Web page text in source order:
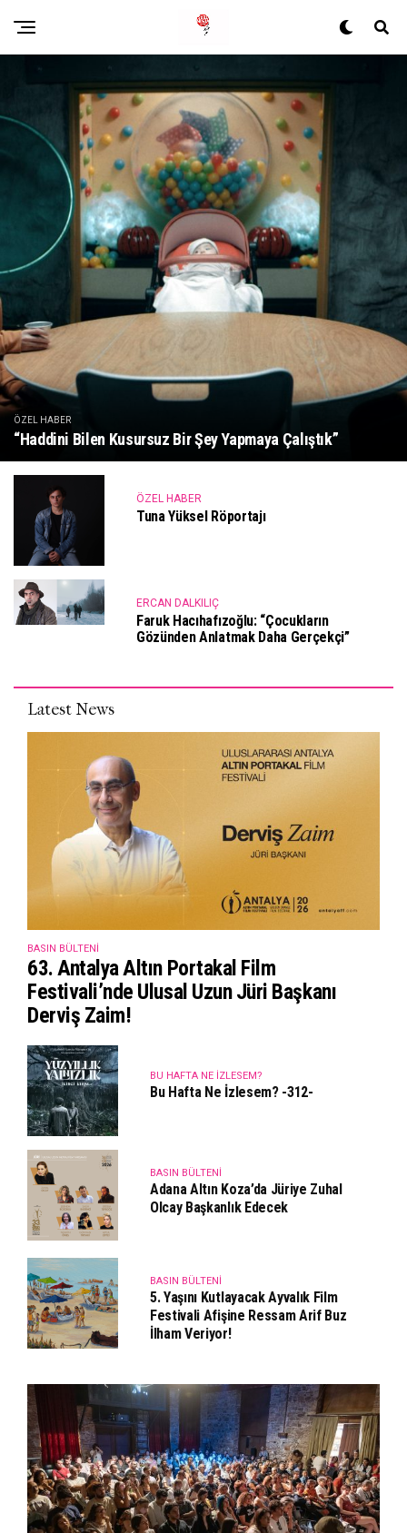
ÖZEL HABER
“Haddini Bilen Kusursuz Bir Şey Yapmaya Çalıştık”
ÖZEL HABER
Tuna Yüksel Röportajı
ERCAN DALKILIÇ
Faruk Hacıhafızoğlu: “Çocukların
Gözünden Anlatmak Daha Gerçekçi”
Latest News
BASIN BÜLTENI
63. Antalya Altın Portakal Film
Festivali’nde Ulusal Uzun Jüri Başkanı
Derviş Zaim!
BU HAFTA NE İZLESEM?
Bu Hafta Ne İzlesem? -312-
BASIN BÜLTENI
Adana Altın Koza’da Jüriye Zuhal
Olcay Başkanlık Edecek
BASIN BÜLTENI
5. Yaşını Kutlayacak Ayvalık Film
Festivali Afişine Ressam Arif Buz
İlham Veriyor!